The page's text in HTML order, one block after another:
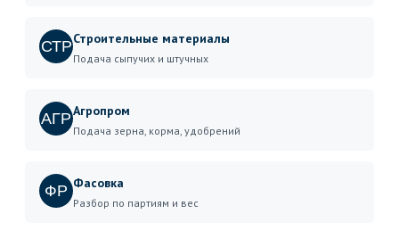
СТРСтроительные материалы
Подача сыпучих и штучных
АГРАгропром
Подача зерна, корма, удобрений
ФР Фасовка
Разбор по партиям и вес